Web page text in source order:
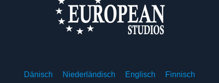
Dänisch Niederländisch Englisch Finnisch